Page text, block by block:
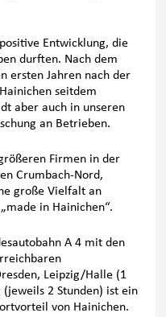
Entwicklung, die
durften. Nach dem
ersten Jahren nach der
seitdem
aber auch in unseren
an Betrieben.
Firmen in der
Crumbach-Nord,
große Vielfalt an
in Hainichen“.
A 4 mit den
Leipzig/Halle (1
2 Stunden) ist ein
von Hainichen.